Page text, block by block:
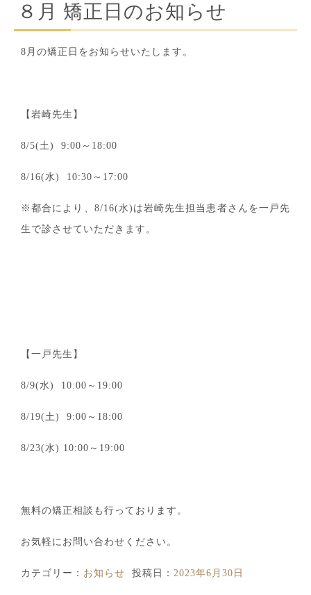
８月 矯正日のお知らせ
8月の矯正日をお知らせいたします。
【岩崎先生】
8/5(土) 9:00～18:00
8/16(水) 10:30～17:00
※都合により、8/16(水)は岩崎先生担当患者さんを一戸先
生で診させていただきます。
【一戸先生】
8/9(水) 10:00～19:00
8/19(土) 9:00～18:00
8/23(水) 10:00～19:00
無料の矯正相談も行っております。
お気軽にお問い合わせください。
カテゴリー： お知らせ 投稿日： 2023年6月30日